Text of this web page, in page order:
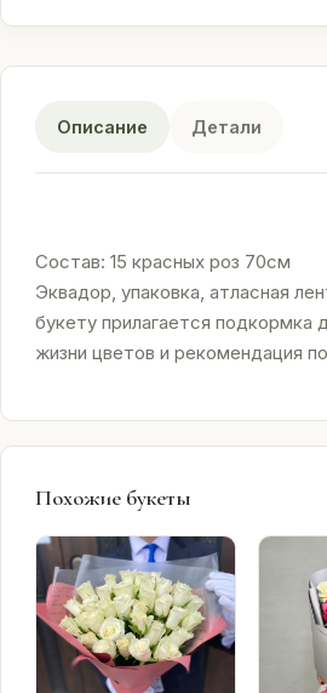
Описание Детали
Состав: 15 красных роз 70см
Эквадор, упаковка, атласная
букету прилагается подкормка
жизни цветов и рекомендация
Похожие букеты